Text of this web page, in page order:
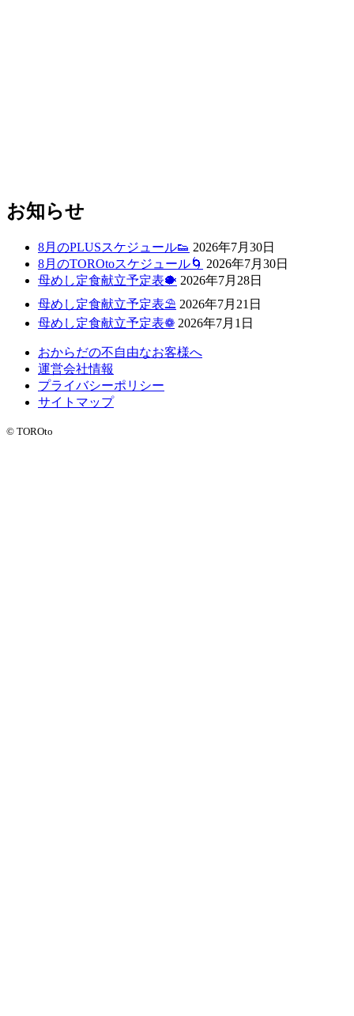
お知らせ
8月のPLUSスケジュール👟 2026年7月30日
8月のTOROtoスケジュール🌀 2026年7月30日
母めし定食献立予定表🐡 2026年7月28日
母めし定食献立予定表⛱ 2026年7月21日
母めし定食献立予定表❁ 2026年7月1日
おからだの不自由なお客様へ
運営会社情報
プライバシーポリシー
サイトマップ
© TOROto